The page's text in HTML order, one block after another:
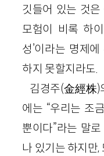
깃들어 있는 것은
모험이 비록 하
성’이라는 명제
하지 못할지라도.
김경주(金經株)
에는 “우리는 조
뿐이다”라는 말
나 있기는 하지만,